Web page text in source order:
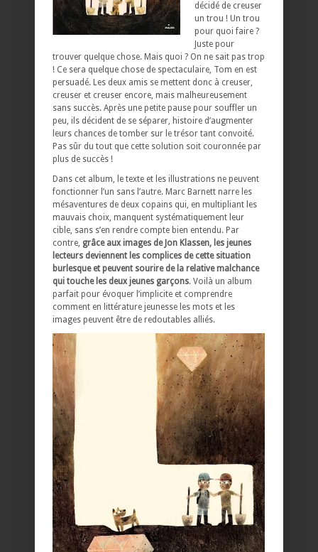
décidé de creuser
un trou ! Un trou
pour quoi faire ?
Juste pour
trouver quelque chose. Mais quoi ? On ne sait pas trop
! Ce sera quelque chose de spectaculaire, Tom en est
persuadé. Les deux amis se mettent donc à creuser,
creuser et creuser encore, mais malheureusement
sans succès. Après une petite pause pour souffler un
peu, ils décident de se séparer, histoire d’augmenter
leurs chances de tomber sur le trésor tant convoité.
Pas sûr du tout que cette solution soit couronnée par
plus de succès !
Dans cet album, le texte et les illustrations ne peuvent
fonctionner l’un sans l’autre. Marc Barnett narre les
mésaventures de deux copains qui, en multipliant les
mauvais choix, manquent systématiquement leur
cible, sans s’en rendre compte bien entendu. Par
contre, grâce aux images de Jon Klassen, les jeunes
lecteurs deviennent les complices de cette situation
burlesque et peuvent sourire de la relative malchance
qui touche les deux jeunes garçons. Voilà un album
parfait pour évoquer l’implicite et comprendre
comment en littérature jeunesse les mots et les
images peuvent être de redoutables alliés.